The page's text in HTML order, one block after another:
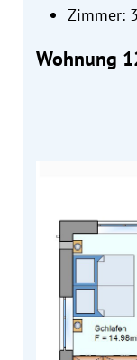
Zimmer: 3
Wohnung